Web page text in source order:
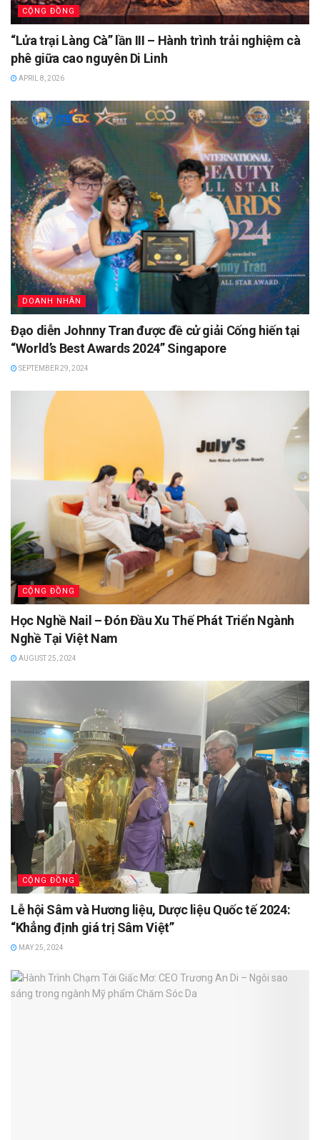
CỘNG ĐỒNG
“Lửa trại Làng Cà” lần III – Hành trình trải nghiệm cà
phê giữa cao nguyên Di Linh
APRIL 8, 2026
DOANH NHÂN
Đạo diễn Johnny Tran được đề cử giải Cống hiến tại
“World’s Best Awards 2024” Singapore
SEPTEMBER 29, 2024
CỘNG ĐỒNG
Học Nghề Nail – Đón Đầu Xu Thế Phát Triển Ngành
Nghề Tại Việt Nam
AUGUST 25, 2024
CỘNG ĐỒNG
Lễ hội Sâm và Hương liệu, Dược liệu Quốc tế 2024:
“Khẳng định giá trị Sâm Việt”
MAY 25, 2024